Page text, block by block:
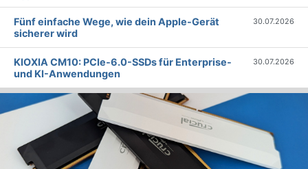
Fünf einfache Wege, wie dein Apple-Gerät
sicherer wird
30.07.2026
KIOXIA CM10: PCIe-6.0-SSDs für Enterprise-
und KI-Anwendungen
30.07.2026